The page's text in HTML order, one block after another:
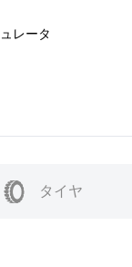
レータ
タイヤ